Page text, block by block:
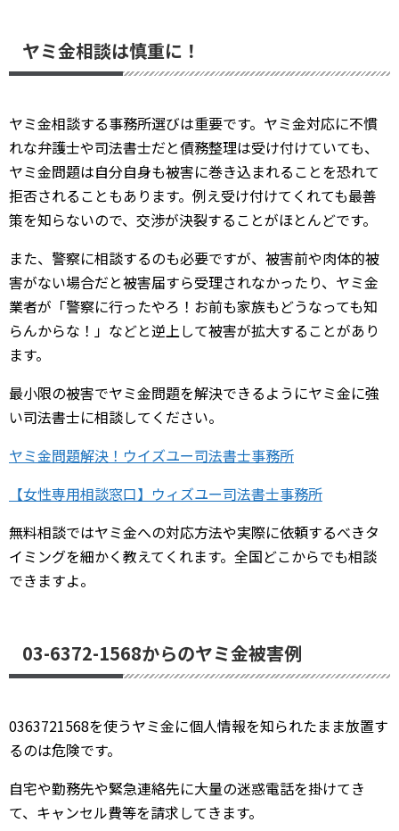
ヤミ金相談は慎重に！
ヤミ金相談する事務所選びは重要です。ヤミ金対応に不慣
れな弁護士や司法書士だと債務整理は受け付けていても、
ヤミ金問題は自分自身も被害に巻き込まれることを恐れて
拒否されることもあります。例え受け付けてくれても最善
策を知らないので、交渉が決裂することがほとんどです。
また、警察に相談するのも必要ですが、被害前や肉体的被
害がない場合だと被害届すら受理されなかったり、ヤミ金
業者が「警察に行ったやろ！お前も家族もどうなっても知
らんからな！」などと逆上して被害が拡大することがあり
ます。
最小限の被害でヤミ金問題を解決できるようにヤミ金に強
い司法書士に相談してください。
ヤミ金問題解決！ウイズユー司法書士事務所
【女性専用相談窓口】ウィズユー司法書士事務所
無料相談ではヤミ金への対応方法や実際に依頼するべきタ
イミングを細かく教えてくれます。全国どこからでも相談
できますよ。
03-6372-1568からのヤミ金被害例
0363721568を使うヤミ金に個人情報を知られたまま放置す
るのは危険です。
自宅や勤務先や緊急連絡先に大量の迷惑電話を掛けてき
て、キャンセル費等を請求してきます。